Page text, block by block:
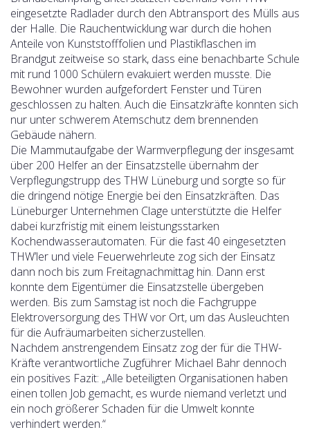
eingesetzte Radlader durch den Abtransport des Mülls aus
der Halle. Die Rauchentwicklung war durch die hohen
Anteile von Kunststofffolien und Plastikflaschen im
Brandgut zeitweise so stark, dass eine benachbarte Schule
mit rund 1000 Schülern evakuiert werden musste. Die
Bewohner wurden aufgefordert Fenster und Türen
geschlossen zu halten. Auch die Einsatzkräfte konnten sich
nur unter schwerem Atemschutz dem brennenden
Gebäude nähern.
Die Mammutaufgabe der Warmverpflegung der insgesamt
über 200 Helfer an der Einsatzstelle übernahm der
Verpflegungstrupp des THW Lüneburg und sorgte so für
die dringend nötige Energie bei den Einsatzkräften. Das
Lüneburger Unternehmen Clage unterstützte die Helfer
dabei kurzfristig mit einem leistungsstarken
Kochendwasserautomaten. Für die fast 40 eingesetzten
THW’ler und viele Feuerwehrleute zog sich der Einsatz
dann noch bis zum Freitagnachmittag hin. Dann erst
konnte dem Eigentümer die Einsatzstelle übergeben
werden. Bis zum Samstag ist noch die Fachgruppe
Elektroversorgung des THW vor Ort, um das Ausleuchten
für die Aufräumarbeiten sicherzustellen.
Nachdem anstrengendem Einsatz zog der für die THW-
Kräfte verantwortliche Zugführer Michael Bahr dennoch
ein positives Fazit: „Alle beteiligten Organisationen haben
einen tollen Job gemacht, es wurde niemand verletzt und
ein noch größerer Schaden für die Umwelt konnte
verhindert werden.“